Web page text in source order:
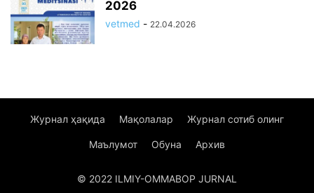
2026
vetmed - 22.04.2026
Журнал ҳақида Мақолалар Журнал сотиб олинг
Маълумот Обуна Архив
© 2022 ILMIY-OMMABOP JURNAL